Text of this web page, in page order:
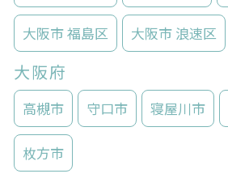
大阪市 福島区 大阪市 浪速区
大阪府
高槻市 守口市 寝屋川市
枚方市